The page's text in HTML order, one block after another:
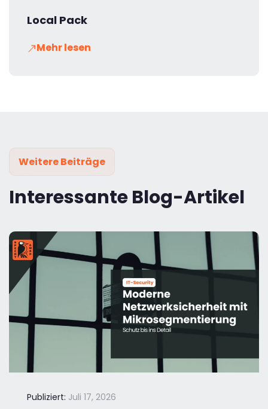
Local Pack
Mehr lesen
Weitere Beiträge
Interessante Blog-Artikel
Publiziert: Juli 17, 2026